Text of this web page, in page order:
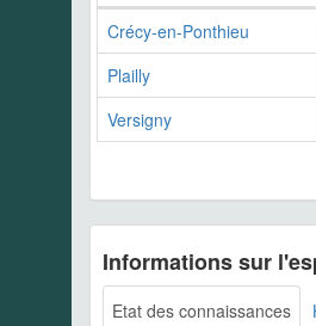
Crécy-en-Ponthieu
Plailly
Versigny
Informations sur
Etat des connaissances